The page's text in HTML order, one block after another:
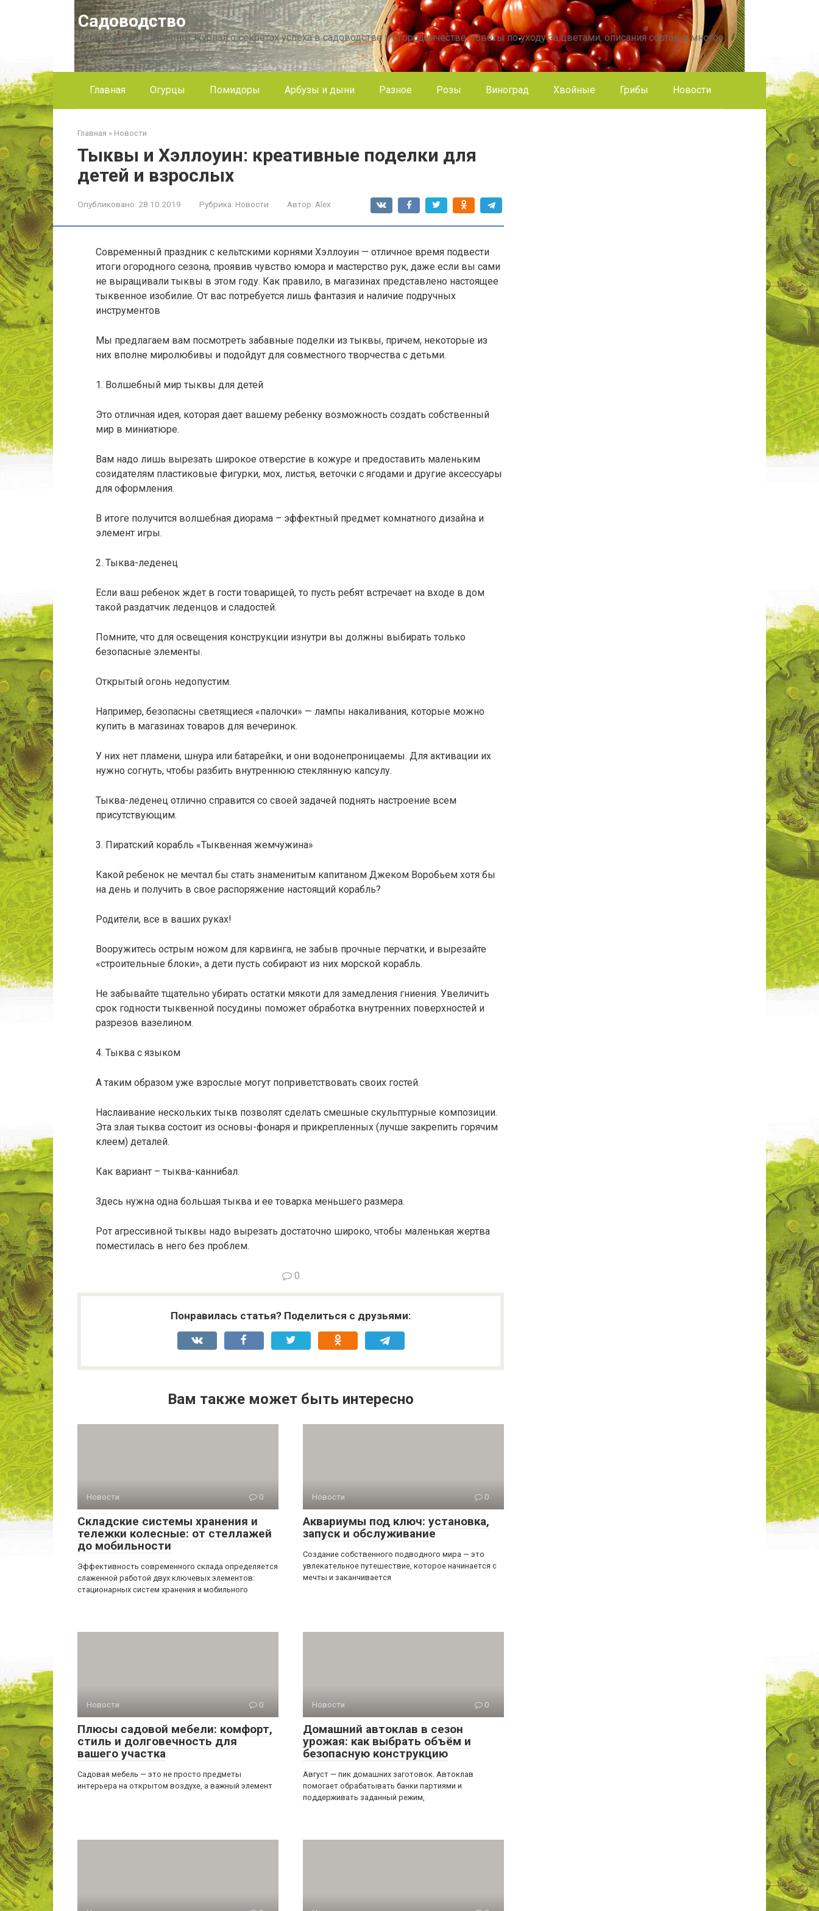
Садоводство
Садоводство — интернет журнал о секретах успеха в садоводстве и огородничестве, советы по уходу за цветами, описания сортов и многое
другое!
Главная Огурцы Помидоры Арбузы и дыни Разное Розы Виноград Хвойные Грибы Новости
Главная » Новости
Тыквы и Хэллоуин: креативные поделки для
детей и взрослых
Опубликовано: 28.10.2019 Рубрика: Новости Автор: Alex
Современный праздник с кельтскими корнями Хэллоуин — отличное время подвести
итоги огородного сезона, проявив чувство юмора и мастерство рук, даже если вы сами
не выращивали тыквы в этом году. Как правило, в магазинах представлено настоящее
тыквенное изобилие. От вас потребуется лишь фантазия и наличие подручных
инструментов
Мы предлагаем вам посмотреть забавные поделки из тыквы, причем, некоторые из
них вполне миролюбивы и подойдут для совместного творчества с детьми.
1. Волшебный мир тыквы для детей
Это отличная идея, которая дает вашему ребенку возможность создать собственный
мир в миниатюре.
Вам надо лишь вырезать широкое отверстие в кожуре и предоставить маленьким
созидателям пластиковые фигурки, мох, листья, веточки с ягодами и другие аксессуары
для оформления.
В итоге получится волшебная диорама – эффектный предмет комнатного дизайна и
элемент игры.
2. Тыква-леденец
Если ваш ребенок ждет в гости товарищей, то пусть ребят встречает на входе в дом
такой раздатчик леденцов и сладостей.
Помните, что для освещения конструкции изнутри вы должны выбирать только
безопасные элементы.
Открытый огонь недопустим.
Например, безопасны светящиеся «палочки» — лампы накаливания, которые можно
купить в магазинах товаров для вечеринок.
У них нет пламени, шнура или батарейки, и они водонепроницаемы. Для активации их
нужно согнуть, чтобы разбить внутреннюю стеклянную капсулу.
Тыква-леденец отлично справится со своей задачей поднять настроение всем
присутствующим.
3. Пиратский корабль «Тыквенная жемчужина»
Какой ребенок не мечтал бы стать знаменитым капитаном Джеком Воробьем хотя бы
на день и получить в свое распоряжение настоящий корабль?
Родители, все в ваших руках!
Вооружитесь острым ножом для карвинга, не забыв прочные перчатки, и вырезайте
«строительные блоки», а дети пусть собирают из них морской корабль.
Не забывайте тщательно убирать остатки мякоти для замедления гниения. Увеличить
срок годности тыквенной посудины поможет обработка внутренних поверхностей и
разрезов вазелином.
4. Тыква с языком
А таким образом уже взрослые могут поприветствовать своих гостей.
Наслаивание нескольких тыкв позволят сделать смешные скульптурные композиции.
Эта злая тыква состоит из основы-фонаря и прикрепленных (лучше закрепить горячим
клеем) деталей.
Как вариант – тыква-каннибал.
Здесь нужна одна большая тыква и ее товарка меньшего размера.
Рот агрессивной тыквы надо вырезать достаточно широко, чтобы маленькая жертва
поместилась в него без проблем.
0
Понравилась статья? Поделиться с друзьями:
Вам также может быть интересно
Новости 0
Складские системы хранения и
тележки колесные: от стеллажей
до мобильности
Эффективность современного склада определяется
слаженной работой двух ключевых элементов:
стационарных систем хранения и мобильного
Новости 0
Аквариумы под ключ: установка,
запуск и обслуживание
Создание собственного подводного мира — это
увлекательное путешествие, которое начинается с
мечты и заканчивается
Новости 0
Плюсы садовой мебели: комфорт,
стиль и долговечность для
вашего участка
Садовая мебель — это не просто предметы
интерьера на открытом воздухе, а важный элемент
Новости 0
Домашний автоклав в сезон
урожая: как выбрать объём и
безопасную конструкцию
Август — пик домашних заготовок. Автоклав
помогает обрабатывать банки партиями и
поддерживать заданный режим,